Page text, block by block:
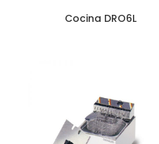
Cocina DRO6L